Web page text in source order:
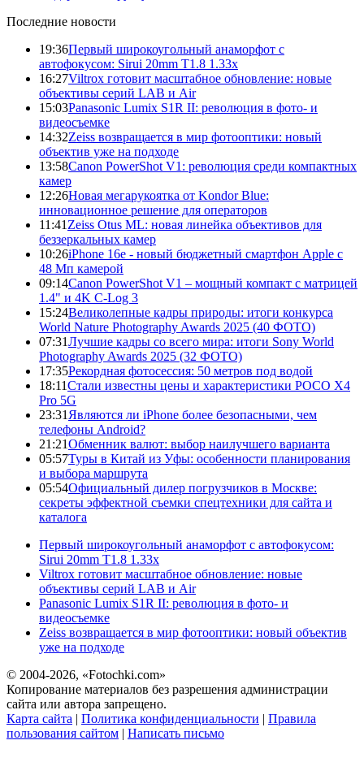
Последние новости
19:36Первый широкоугольный анаморфот с
автофокусом: Sirui 20mm T1.8 1.33x
16:27Viltrox готовит масштабное обновление: новые
объективы серий LAB и Air
15:03Panasonic Lumix S1R II: революция в фото- и
видеосъемке
14:32Zeiss возвращается в мир фотооптики: новый
объектив уже на подходе
13:58Canon PowerShot V1: революция среди компактных
камер
12:26Новая мегарукоятка от Kondor Blue:
инновационное решение для операторов
11:41 Zeiss Otus ML: новая линейка объективов для
беззеркальных камер
10:26iPhone 16e - новый бюджетный смартфон Apple с
48 Мп камерой
09:14Canon PowerShot V1 – мощный компакт с матрицей
1.4" и 4K C-Log 3
15:24Великолепные кадры природы: итоги конкурса
World Nature Photography Awards 2025 (40 ФОТО)
07:31Лучшие кадры со всего мира: итоги Sony World
Photography Awards 2025 (32 ФОТО)
17:35Рекордная фотосессия: 50 метров под водой
18:11Стали известны цены и характеристики POCO X4
Pro 5G
23:31 Являются ли iPhone более безопасными, чем
телефоны Android?
21:21Обменник валют: выбор наилучшего варианта
05:57Туры в Китай из Уфы: особенности планирования
и выбора маршрута
05:54Официальный дилер погрузчиков в Москве:
секреты эффектной съемки спецтехники для сайта и
каталога
Первый широкоугольный анаморфот с автофокусом:
Sirui 20mm T1.8 1.33x
Viltrox готовит масштабное обновление: новые
объективы серий LAB и Air
Panasonic Lumix S1R II: революция в фото- и
видеосъемке
Zeiss возвращается в мир фотооптики: новый объектив
уже на подходе
© 2004-2026, «Fotochki.com»
Копирование материалов без разрешения администрации
сайта или автора запрещено.
Карта сайта | Политика конфиденциальности | Правила
пользования сайтом | Написать письмо